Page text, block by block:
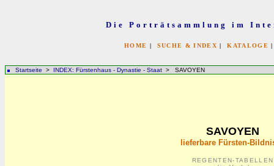
Die Porträtsammlung im
HOME | SUCHE & INDEX |KATALOGE
Startseite > INDEX: Fürstenhaus - Dynastie - Staat > SAVOYEN
SAVOYEN
lieferbare Fürsten-
REGENTEN-TABELLEN